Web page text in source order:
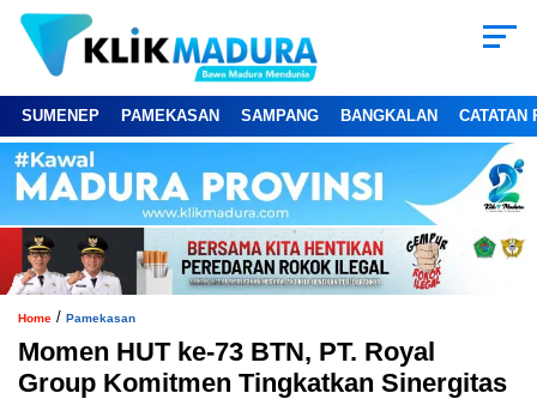
SUMENEP PAMEKASAN SAMPANG BANGKALAN CATATAN
Home / Pamekasan
Momen HUT ke-73 BTN, PT. Royal
Group Komitmen Tingkatkan Sinergitas